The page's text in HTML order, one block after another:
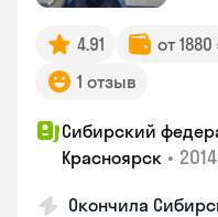
4.91 от
1 отзыв
Сибирский
Красноярск •
Окончила